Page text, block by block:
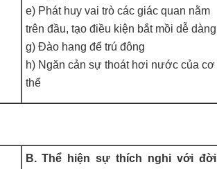
e) Phát huy vai trò các giác quan nằm
trên đầu, tạo điều kiện bắt mồi dễ dàng
g) Đào hang để trú đông
h) Ngăn cản sự thoát hơi nước của cơ
thể
B. Thể hiện sự thích nghi với đời